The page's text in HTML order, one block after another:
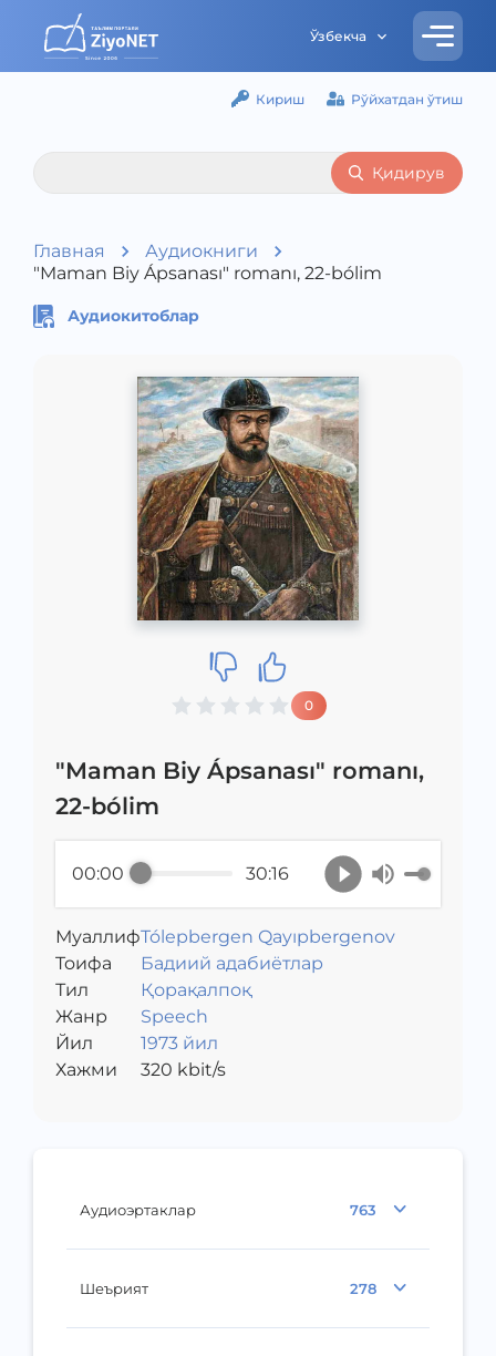
Ўзбекча
Кириш Рўйхатдан ўтиш
Қидирув
Главная
Аудиокниги
"Maman Biy Ápsanası" romanı, 22-bólim
Аудиоэртаклар 763
Шеърият 278
Аудиокитоблар
0
"Maman Biy Ápsanası" romanı,
22-bólim
00:00 30:16
МуаллифTólepbergen Qayıpbergenov
Toифа
Бадиий адабиётлар
Тил
Қорақалпоқ
Жанр
Speech
Йил
1973 йил
Хажми
320 kbit/s